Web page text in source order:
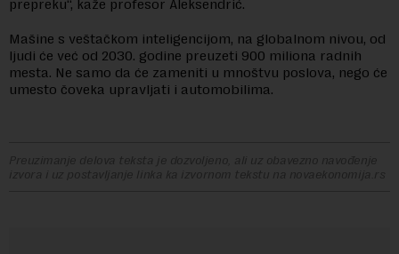
prepreku“, kaže profesor Aleksendrić.
Mašine s veštačkom inteligencijom, na globalnom nivou, od
ljudi će već od 2030. godine preuzeti 900 miliona radnih
mesta. Ne samo da će zameniti u mnoštvu poslova, nego će
umesto čoveka upravljati i automobilima.
Preuzimanje delova teksta je dozvoljeno, ali uz obavezno navođenje
izvora i uz postavljanje linka ka izvornom tekstu na novaekonomija.rs